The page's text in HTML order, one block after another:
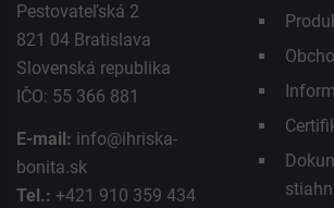
Pestovateľská 2
821 04 Bratislava
Slovenská republika
IČO: 55 366 881
E-mail: info@ihriska-
bonita.sk
Tel.: +421 910 359 434